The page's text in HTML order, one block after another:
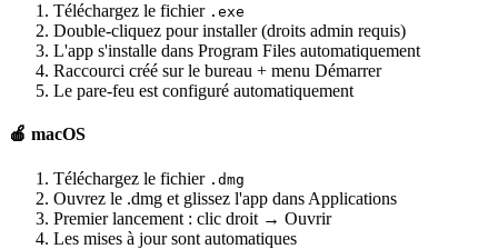
Téléchargez le fichier .exe
Double-cliquez pour installer (droits admin requis)
L'app s'installe dans Program Files automatiquement
Raccourci créé sur le bureau + menu Démarrer
Le pare-feu est configuré automatiquement
🍎 macOS
Téléchargez le fichier .dmg
Ouvrez le .dmg et glissez l'app dans Applications
Premier lancement : clic droit → Ouvrir
Les mises à jour sont automatiques